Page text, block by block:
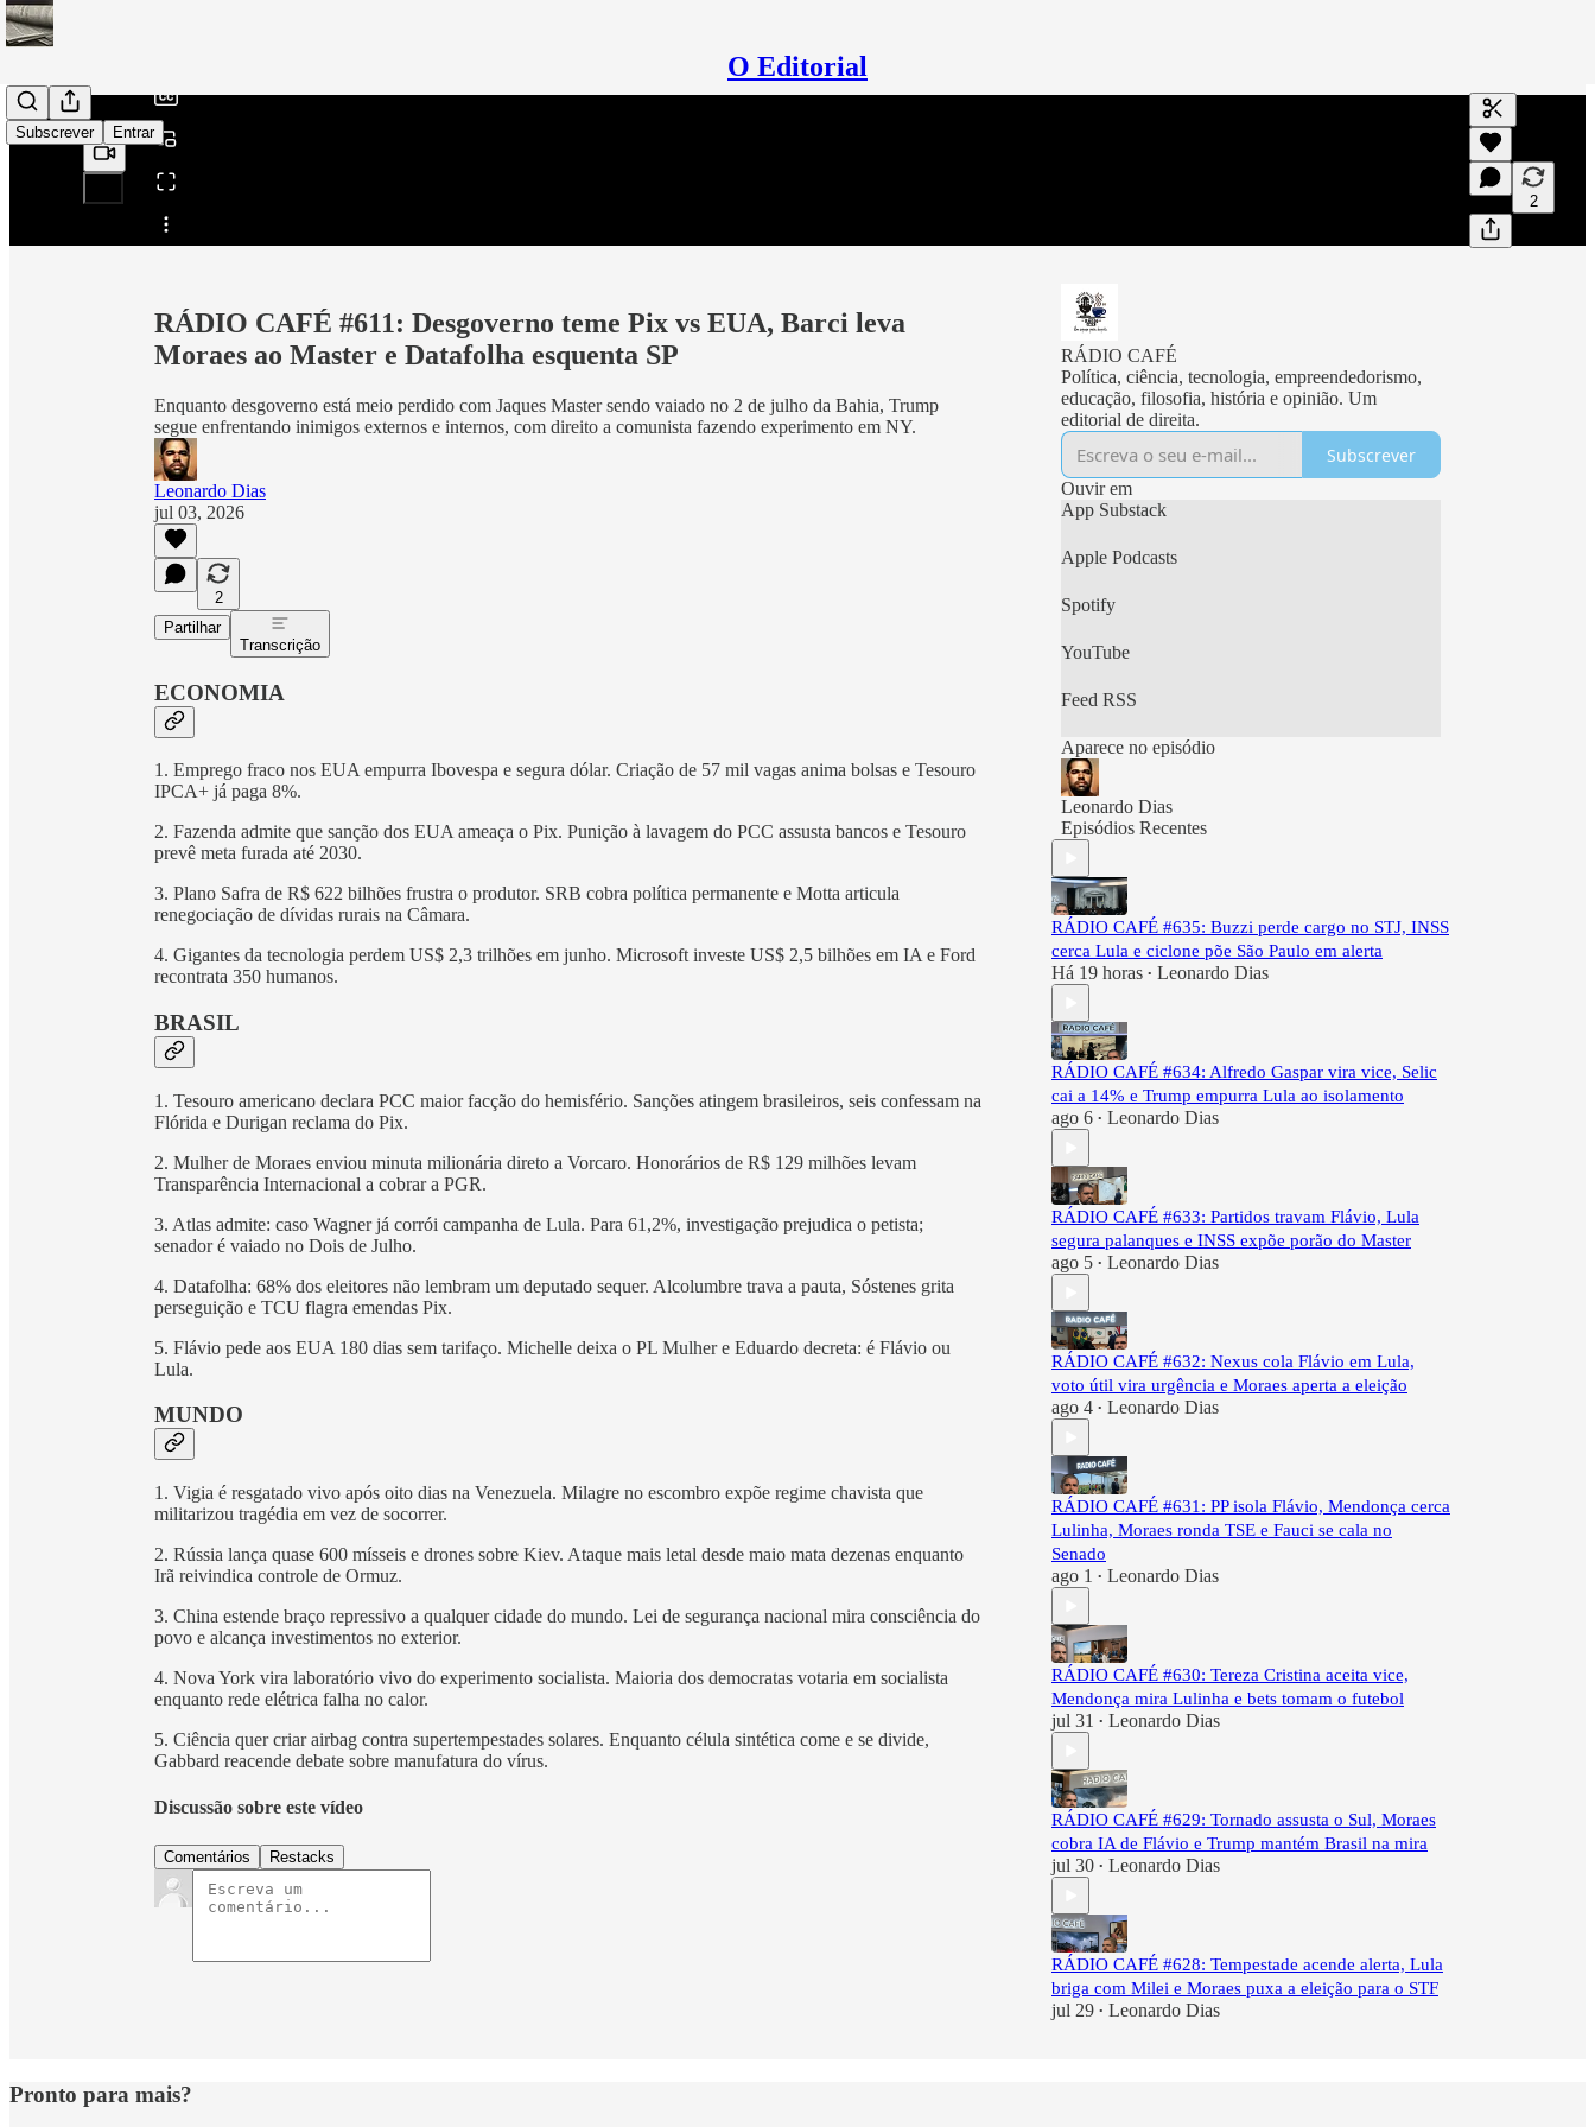
O Editorial
Subscrever Entrar
Partilhar a partir de0:00
Gerar
Uma
2
RÁDIO CAFÉ #611: Desgoverno teme Pix vs EUA, Barci leva
Moraes ao Master e Datafolha esquenta SP
Enquanto desgoverno está meio perdido com Jaques Master sendo vaiado no 2 de julho da Bahia, Trump
segue enfrentando inimigos externos e internos, com direito a comunista fazendo experimento em NY.
Leonardo Dias
jul 03, 2026
2
Partilhar
Transcrição
ECONOMIA
1. Emprego fraco nos EUA empurra Ibovespa e segura dólar. Criação de 57 mil vagas anima bolsas e Tesouro
IPCA+ já paga 8%.
2. Fazenda admite que sanção dos EUA ameaça o Pix. Punição à lavagem do PCC assusta bancos e Tesouro
prevê meta furada até 2030.
3. Plano Safra de R$ 622 bilhões frustra o produtor. SRB cobra política permanente e Motta articula
renegociação de dívidas rurais na Câmara.
4. Gigantes da tecnologia perdem US$ 2,3 trilhões em junho. Microsoft investe US$ 2,5 bilhões em IA e Ford
recontrata 350 humanos.
BRASIL
1. Tesouro americano declara PCC maior facção do hemisfério. Sanções atingem brasileiros, seis confessam na
Flórida e Durigan reclama do Pix.
2. Mulher de Moraes enviou minuta milionária direto a Vorcaro. Honorários de R$ 129 milhões levam
Transparência Internacional a cobrar a PGR.
3. Atlas admite: caso Wagner já corrói campanha de Lula. Para 61,2%, investigação prejudica o petista;
senador é vaiado no Dois de Julho.
4. Datafolha: 68% dos eleitores não lembram um deputado sequer. Alcolumbre trava a pauta, Sóstenes grita
perseguição e TCU flagra emendas Pix.
5. Flávio pede aos EUA 180 dias sem tarifaço. Michelle deixa o PL Mulher e Eduardo decreta: é Flávio ou
Lula.
MUNDO
1. Vigia é resgatado vivo após oito dias na Venezuela. Milagre no escombro expõe regime chavista que
militarizou tragédia em vez de socorrer.
2. Rússia lança quase 600 mísseis e drones sobre Kiev. Ataque mais letal desde maio mata dezenas enquanto
Irã reivindica controle de Ormuz.
3. China estende braço repressivo a qualquer cidade do mundo. Lei de segurança nacional mira consciência do
povo e alcança investimentos no exterior.
4. Nova York vira laboratório vivo do experimento socialista. Maioria dos democratas votaria em socialista
enquanto rede elétrica falha no calor.
5. Ciência quer criar airbag contra supertempestades solares. Enquanto célula sintética come e se divide,
Gabbard reacende debate sobre manufatura do vírus.
Discussão sobre este vídeo
Comentários Restacks
RÁDIO CAFÉ
Política, ciência, tecnologia, empreendedorismo,
educação, filosofia, história e opinião. Um
editorial de direita.
Subscrever
Ouvir em
App Substack
Apple Podcasts
Spotify
YouTube
Feed RSS
Aparece no episódio
Leonardo Dias
Episódios Recentes
RÁDIO CAFÉ #635: Buzzi perde cargo no STJ, INSS
cerca Lula e ciclone põe São Paulo em alerta
Há 19 horas • Leonardo Dias
RÁDIO CAFÉ #634: Alfredo Gaspar vira vice, Selic
cai a 14% e Trump empurra Lula ao isolamento
ago 6 • Leonardo Dias
RÁDIO CAFÉ #633: Partidos travam Flávio, Lula
segura palanques e INSS expõe porão do Master
ago 5 • Leonardo Dias
RÁDIO CAFÉ #632: Nexus cola Flávio em Lula,
voto útil vira urgência e Moraes aperta a eleição
ago 4 • Leonardo Dias
RÁDIO CAFÉ #631: PP isola Flávio, Mendonça cerca
Lulinha, Moraes ronda TSE e Fauci se cala no
Senado
ago 1 • Leonardo Dias
RÁDIO CAFÉ #630: Tereza Cristina aceita vice,
Mendonça mira Lulinha e bets tomam o futebol
jul 31 • Leonardo Dias
RÁDIO CAFÉ #629: Tornado assusta o Sul, Moraes
cobra IA de Flávio e Trump mantém Brasil na mira
jul 30 • Leonardo Dias
RÁDIO CAFÉ #628: Tempestade acende alerta, Lula
briga com Milei e Moraes puxa a eleição para o STF
jul 29 • Leonardo Dias
Pronto para mais?